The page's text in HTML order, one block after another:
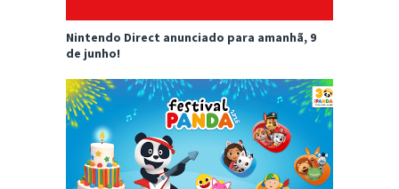
Nintendo Direct anunciado para amanhã, 9
de junho!